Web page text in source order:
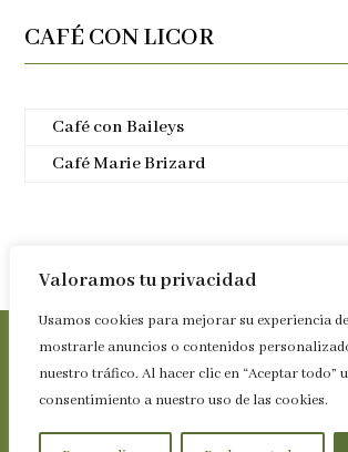
Valoramos tu privacidad
Usamos cookies para mejorar su experiencia
mostrarle anuncios o contenidos
nuestro tráfico. Al hacer clic en “Aceptar todo”
consentimiento a nuestro uso de las cookies.
CAFÉ CON LICOR
Café con Baileys
Café Marie Brizard